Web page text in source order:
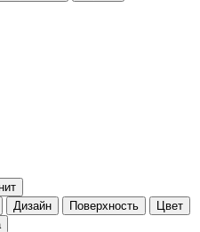
Дизайн Поверхность
Цвет